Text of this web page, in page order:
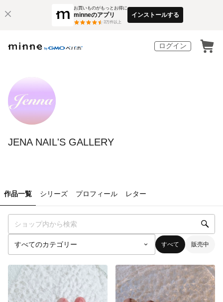
お買いものがもっとお得に
minneのアプリ
3万件以上
インストールする
ログイン
JENA NAIL'S GALLERY
作品一覧 シリーズ プロフィール レター
すべて 販売中